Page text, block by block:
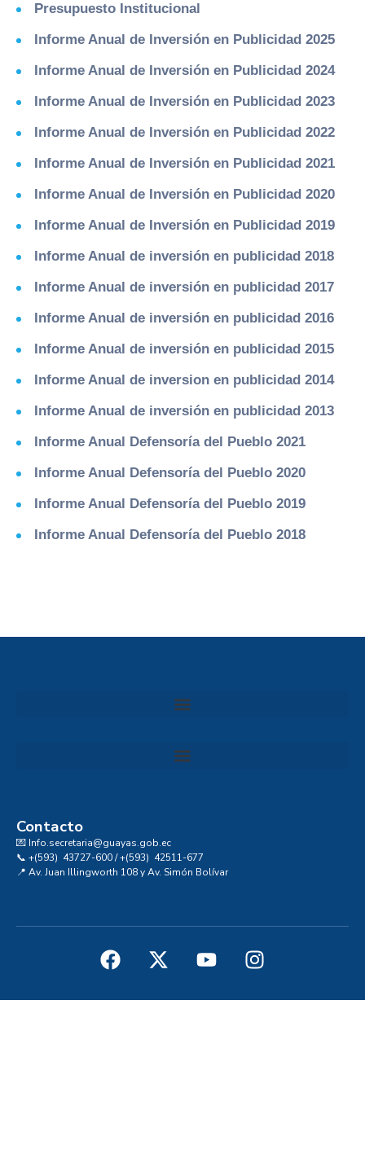
Presupuesto Institucional
Informe Anual de Inversión en Publicidad 2025
Informe Anual de Inversión en Publicidad 2024
Informe Anual de Inversión en Publicidad 2023
Informe Anual de Inversión en Publicidad 2022
Informe Anual de Inversión en Publicidad 2021
Informe Anual de Inversión en Publicidad 2020
Informe Anual de Inversión en Publicidad 2019
Informe Anual de inversión en publicidad 2018
Informe Anual de inversión en publicidad 2017
Informe Anual de inversión en publicidad 2016
Informe Anual de inversión en publicidad 2015
Informe Anual de inversion en publicidad 2014
Informe Anual de inversión en publicidad 2013
Informe Anual Defensoría del Pueblo 2021
Informe Anual Defensoría del Pueblo 2020
Informe Anual Defensoría del Pueblo 2019
Informe Anual Defensoría del Pueblo 2018
Contacto
💌 Info.secretaria@guayas.gob.ec
📞 +(593) 43727-600 / +(593) 42511-677
📍 Av. Juan Illingworth 108 y Av. Simón Bolívar